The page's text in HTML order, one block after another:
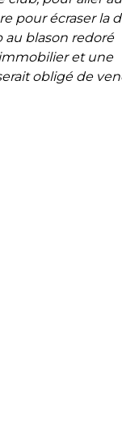
pour écraser la
au blason redoré
et une
obligé de